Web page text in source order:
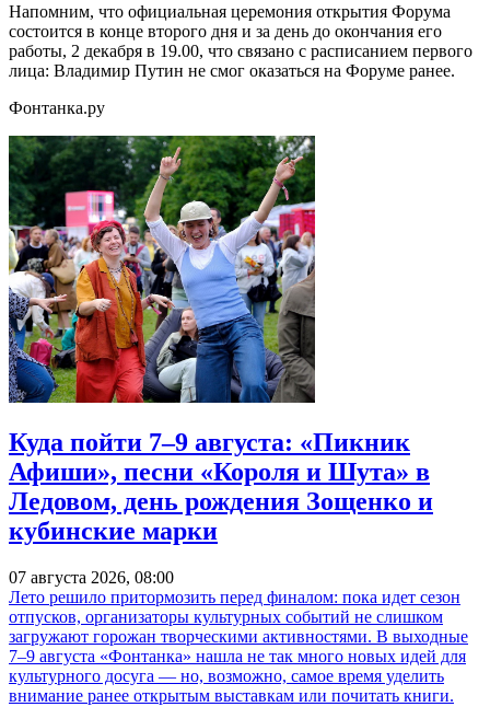
Напомним, что официальная церемония открытия Форума
состоится в конце второго дня и за день до окончания его
работы, 2 декабря в 19.00, что связано с расписанием первого
лица: Владимир Путин не смог оказаться на Форуме ранее.
Фонтанка.ру
Куда пойти 7–9 августа: «Пикник
Афиши», песни «Короля и Шута» в
Ледовом, день рождения Зощенко и
кубинские марки
07 августа 2026, 08:00
Лето решило притормозить перед финалом: пока идет сезон
отпусков, организаторы культурных событий не слишком
загружают горожан творческими активностями. В выходные
7–9 августа «Фонтанка» нашла не так много новых идей для
культурного досуга — но, возможно, самое время уделить
внимание ранее открытым выставкам или почитать книги.